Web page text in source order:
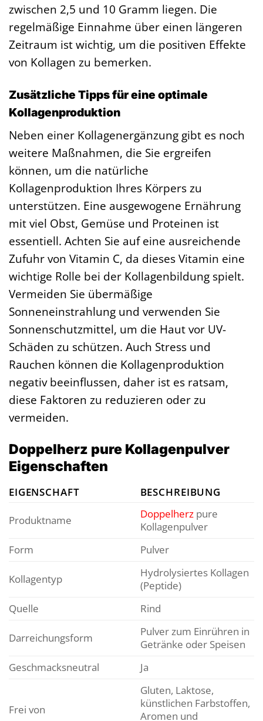
zwischen 2,5 und 10 Gramm liegen. Die
regelmäßige Einnahme über einen längeren
Zeitraum ist wichtig, um die positiven Effekte
von Kollagen zu bemerken.
Zusätzliche Tipps für eine optimale
Kollagenproduktion
Neben einer Kollagenergänzung gibt es noch
weitere Maßnahmen, die Sie ergreifen
können, um die natürliche
Kollagenproduktion Ihres Körpers zu
unterstützen. Eine ausgewogene Ernährung
mit viel Obst, Gemüse und Proteinen ist
essentiell. Achten Sie auf eine ausreichende
Zufuhr von Vitamin C, da dieses Vitamin eine
wichtige Rolle bei der Kollagenbildung spielt.
Vermeiden Sie übermäßige
Sonneneinstrahlung und verwenden Sie
Sonnenschutzmittel, um die Haut vor UV-
Schäden zu schützen. Auch Stress und
Rauchen können die Kollagenproduktion
negativ beeinflussen, daher ist es ratsam,
diese Faktoren zu reduzieren oder zu
vermeiden.
Doppelherz pure Kollagenpulver
Eigenschaften
EIGENSCHAFT BESCHREIBUNG
Produktname Doppelherzpure
Kollagenpulver
Form
Pulver
Kollagentyp
Hydrolysiertes Kollagen
(Peptide)
Quelle
Rind
Darreichungsform
Pulver zum Einrühren in
Getränke oder Speisen
Geschmacksneutral
Ja
Frei von
Gluten, Laktose,
künstlichen Farbstoffen,
Aromen und